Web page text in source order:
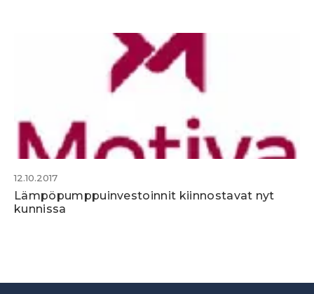
12.10.2017
Lämpöpumppuinvestoinnit kiinnostavat nyt
kunnissa